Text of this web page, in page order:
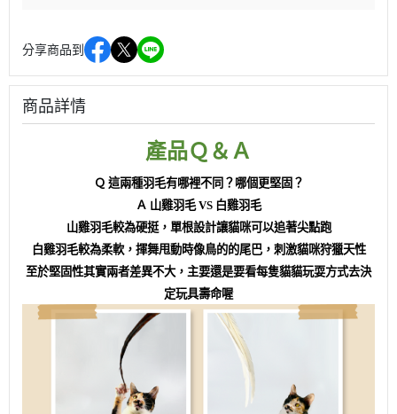
分享商品到
商品詳情
產品Ｑ＆Ａ
Ｑ 這兩種羽毛有哪裡不同？哪個更堅固？
Ａ 山雞羽毛 VS 白雞羽毛
山雞羽毛較為硬挺，單根設計讓貓咪可以追著尖點跑
白雞羽毛較為柔軟，揮舞甩動時像鳥的的尾巴，刺激貓咪狩獵天性
至於堅固性其實兩者差異不大，主要還是要看每隻貓貓玩耍方式去決
定玩具壽命喔